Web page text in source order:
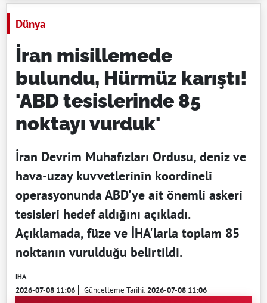
Dünya
İran misillemede
bulundu, Hürmüz karıştı!
'ABD tesislerinde 85
noktayı vurduk'
İran Devrim Muhafızları Ordusu, deniz ve
hava-uzay kuvvetlerinin koordineli
operasyonunda ABD'ye ait önemli askeri
tesisleri hedef aldığını açıkladı.
Açıklamada, füze ve İHA'larla toplam 85
noktanın vurulduğu belirtildi.
IHA
2026-07-08 11:06 Güncelleme Tarihi:2026-07-08 11:06